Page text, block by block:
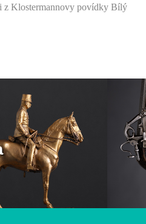
z Klostermannovy povídky Bílý